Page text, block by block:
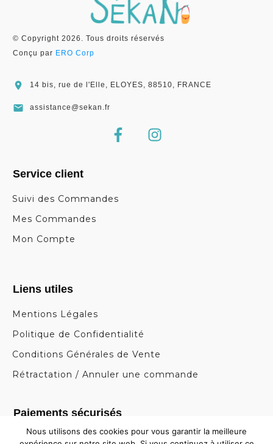
© Copyright 2026 . Tous droits réservés
Conçu par ERO Corp
14 bis, rue de l'Elle, ELOYES, 88510, FRANCE
assistance@sekan.fr
Service client
Suivi des Commandes
Mes Commandes
Mon Compte
Liens utiles
Mentions Légales
Politique de Confidentialité
Conditions Générales de Vente
Rétractation / Annuler une commande
Paiements sécurisés
Nous utilisons des cookies pour vous garantir la meilleure